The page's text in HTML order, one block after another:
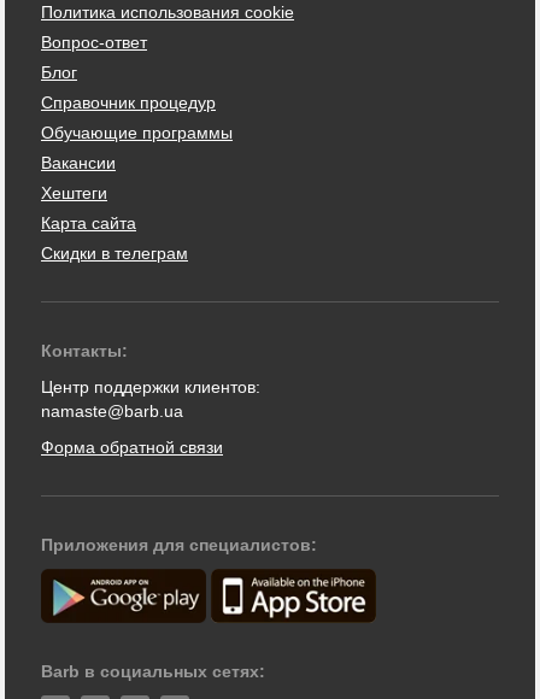
Политика использования cookie
Вопрос-ответ
Блог
Справочник процедур
Обучающие программы
Вакансии
Хештеги
Карта сайта
Скидки в телеграм
Контакты:
Центр поддержки клиентов:
namaste@barb.ua
Форма обратной связи
Приложения для специалистов:
Barb в социальных сетях: